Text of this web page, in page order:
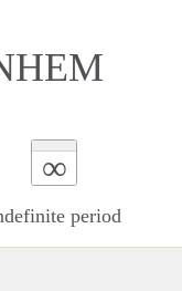
∞
period